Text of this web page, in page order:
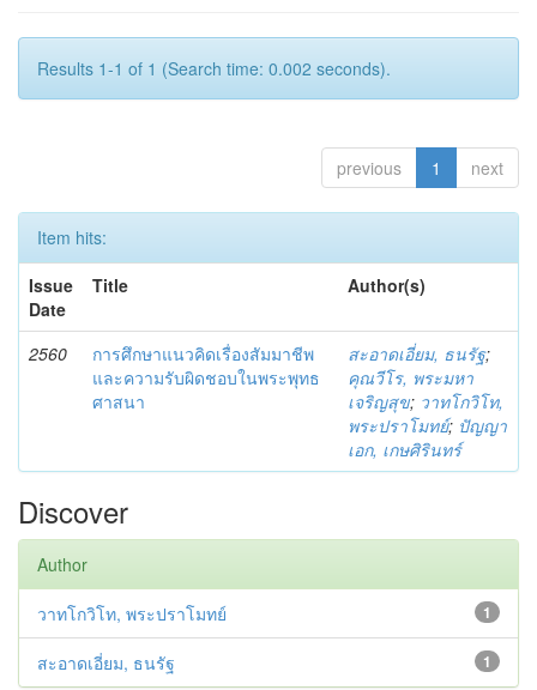
Results 1-1 of 1 (Search time: 0.002 seconds).
previous 1 next
Item hits:
Issue
Date
Title Author(s)
2560
การศึกษาแนวคิดเรื่องสัมมาชีพ
และความรับผิดชอบในพระพุทธ
ศาสนา
สะอาดเอี่ยม, ธนรัฐ;
คุณวีโร, พระมหา
เจริญสุข; วาทโกวิโท,
พระปราโมทย์; ปัญญา
เอก, เกษศิรินทร์
Discover
Author
1
วาทโกวิโท, พระปราโมทย์
1
สะอาดเอี่ยม, ธนรัฐ